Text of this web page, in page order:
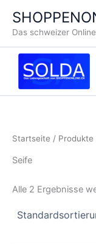
Inhalt
springen
Das schweizer
Startseite / Produkte
Seife
Alle 2 Ergebnisse